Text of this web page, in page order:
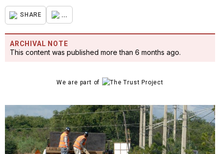
SHARE ...
ARCHIVAL NOTE
This content was published more than 6 months ago.
We are part of